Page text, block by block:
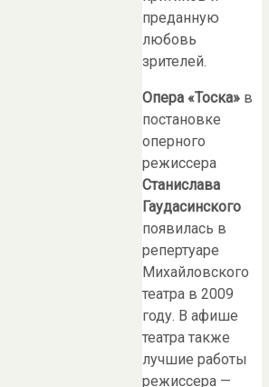
преданную
любовь
зрителей.
Опера «Тоска» в
постановке
оперного
режиссера
Станислава
Гаудасинского
появилась в
репертуаре
Михайловского
театра в 2009
году. В афише
театра также
лучшие работы
режиссера —